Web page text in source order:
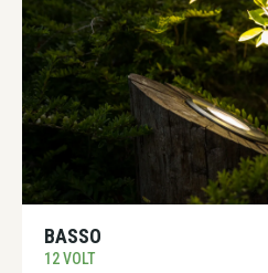
BASSO
12 VOLT